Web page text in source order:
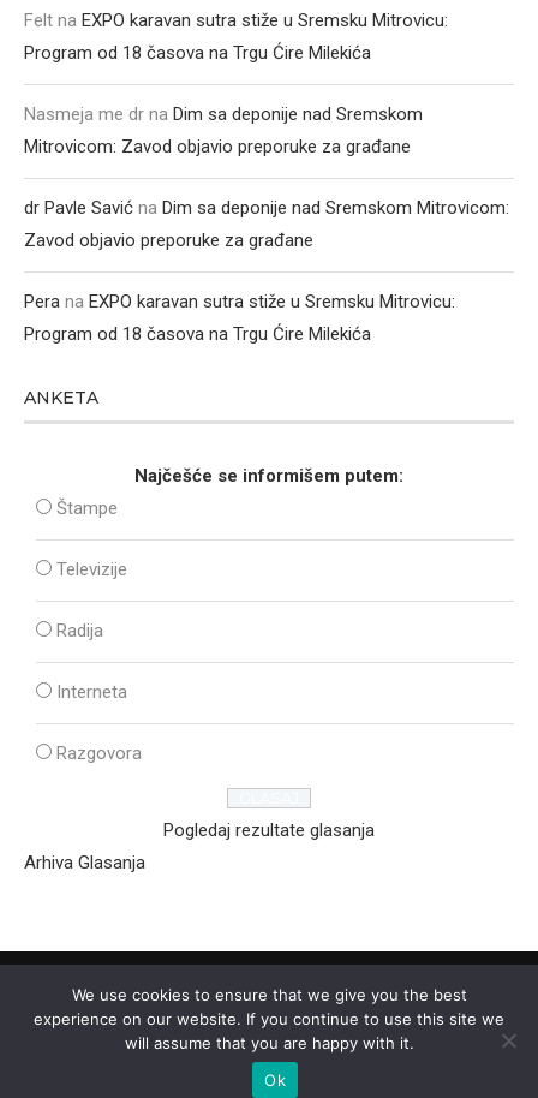
Felt na EXPO karavan sutra stiže u Sremsku Mitrovicu:
Program od 18 časova na Trgu Ćire Milekića
Nasmeja me dr na Dim sa deponije nad Sremskom
Mitrovicom: Zavod objavio preporuke za građane
dr Pavle Savić na Dim sa deponije nad Sremskom Mitrovicom:
Zavod objavio preporuke za građane
Pera na EXPO karavan sutra stiže u Sremsku Mitrovicu:
Program od 18 časova na Trgu Ćire Milekića
ANKETA
Najčešće se informišem putem:
Štampe
Televizije
Radija
Interneta
Razgovora
Pogledaj rezultate glasanja
Arhiva Glasanja
2025 - © - Ozon Media Sremska Mitrovica
We use cookies to ensure that we give you the best
experience on our website. If you continue to use this site we
will assume that you are happy with it.
Ok